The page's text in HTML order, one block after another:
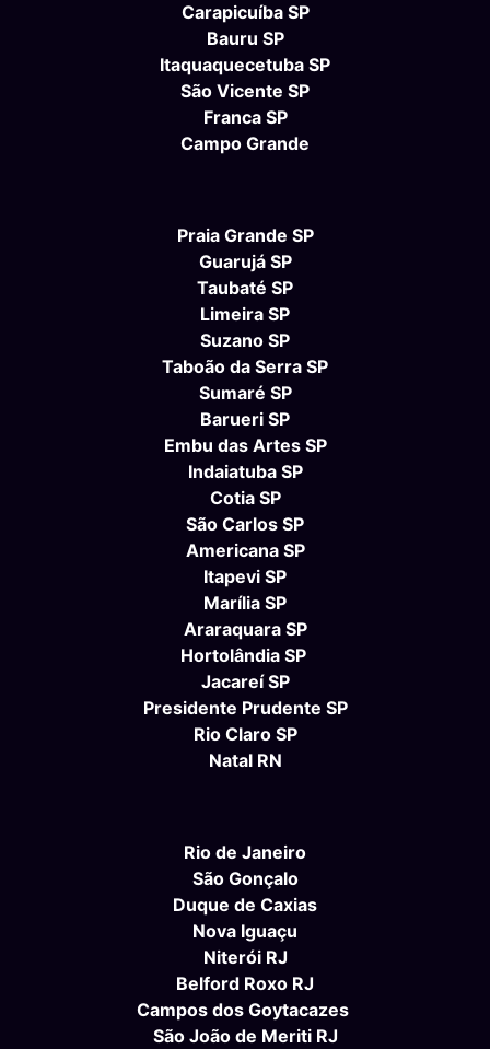
Carapicuíba SP
Bauru SP
Itaquaquecetuba SP
São Vicente SP
Franca SP
Campo Grande
Praia Grande SP
Guarujá SP
Taubaté SP
Limeira SP
Suzano SP
Taboão da Serra SP
Sumaré SP
Barueri SP
Embu das Artes SP
Indaiatuba SP
Cotia SP
São Carlos SP
Americana SP
Itapevi SP
Marília SP
Araraquara SP
Hortolândia SP
Jacareí SP
Presidente Prudente SP
Rio Claro SP
Natal RN
Rio de Janeiro
São Gonçalo
Duque de Caxias
Nova Iguaçu
Niterói RJ
Belford Roxo RJ
Campos dos Goytacazes
São João de Meriti RJ